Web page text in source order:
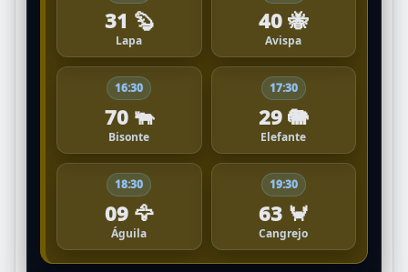
31 🦫
Lapa
40 🐝
Avispa
16:30
70 🐃
Bisonte
17:30
29 🐘
Elefante
18:30
09 🦅
Águila
19:30
63 🦀
Cangrejo